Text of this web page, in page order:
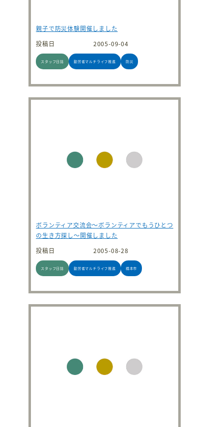
親子で防災体験開催しました
投稿日
2005-09-04
スタッフ日誌 勤労者マルチライフ推進 防災
ボランティア交流会～ボランティアでもうひとつ
の生き方探し～開催しました
投稿日
2005-08-28
スタッフ日誌 勤労者マルチライフ推進 橋本市